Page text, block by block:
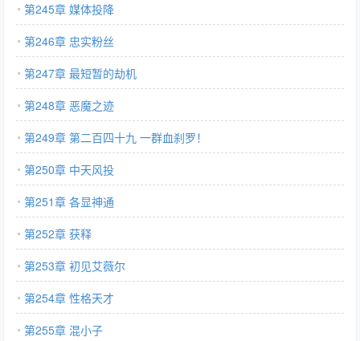
第245章 媒体投降
第246章 忠实粉丝
第247章 最短暂的劫机
第248章 恶魔之迹
第249章 第二百四十九 一群血刹罗！
第250章 中天风投
第251章 各显神通
第252章 获释
第253章 初见艾薇尔
第254章 性格天才
第255章 混小子